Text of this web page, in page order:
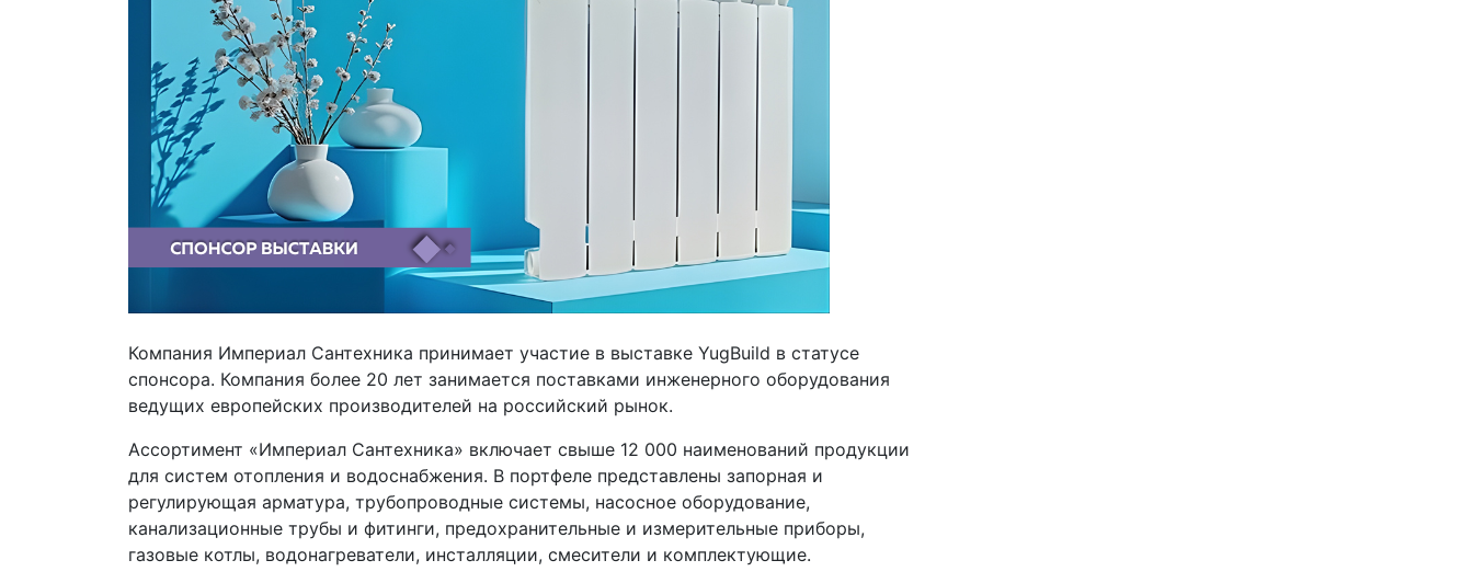
Компания Империал Сантехника принимает участие в выставке YugBuild в статусе
спонсора. Компания более 20 лет занимается поставками инженерного оборудования
ведущих европейских производителей на российский рынок.
Ассортимент «Империал Сантехника» включает свыше 12 000 наименований продукции
для систем отопления и водоснабжения. В портфеле представлены запорная и
регулирующая арматура, трубопроводные системы, насосное оборудование,
канализационные трубы и фитинги, предохранительные и измерительные приборы,
газовые котлы, водонагреватели, инсталляции, смесители и комплектующие.